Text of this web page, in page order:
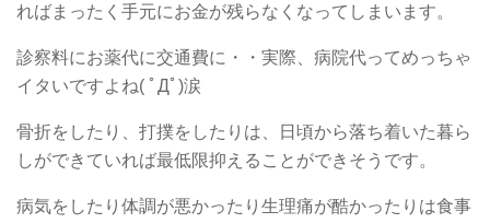
ればまったく手元にお金が残らなくなってしまいます。
診察料にお薬代に交通費に・・実際、病院代ってめっちゃ
イタいですよね( ﾟДﾟ)涙
骨折をしたり、打撲をしたりは、日頃から落ち着いた暮ら
しができていれば最低限抑えることができそうです。
病気をしたり体調が悪かったり生理痛が酷かったりは食事